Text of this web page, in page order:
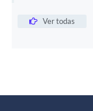
Ver todas